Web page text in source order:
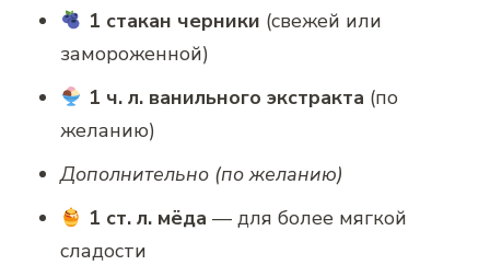
1 стакан черники (свежей или
замороженной)
1 ч. л. ванильного экстракта (по
желанию)
Дополнительно (по желанию)
1 ст. л. мёда — для более мягкой
сладости